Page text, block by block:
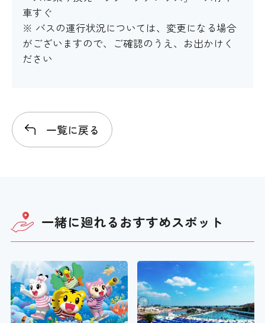
車すぐ
※ バスの運行状況については、変更になる場合
がございますので、ご確認のうえ、お出かけく
ださい
一覧に戻る
一緒に廻れるおすすめスポット